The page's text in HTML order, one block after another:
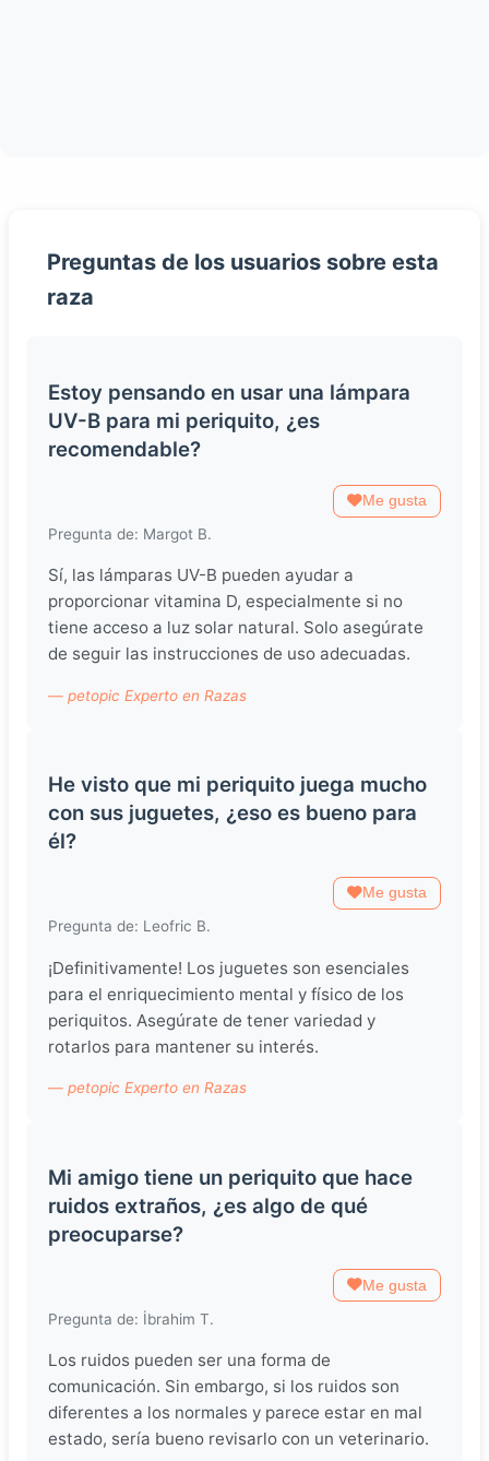
Preguntas de los usuarios sobre esta
raza
Estoy pensando en usar una lámpara
UV-B para mi periquito, ¿es
recomendable?
Me gusta
Pregunta de: Margot B.
Sí, las lámparas UV-B pueden ayudar a
proporcionar vitamina D, especialmente si no
tiene acceso a luz solar natural. Solo asegúrate
de seguir las instrucciones de uso adecuadas.
— petopic Experto en Razas
He visto que mi periquito juega mucho
con sus juguetes, ¿eso es bueno para
él?
Me gusta
Pregunta de: Leofric B.
¡Definitivamente! Los juguetes son esenciales
para el enriquecimiento mental y físico de los
periquitos. Asegúrate de tener variedad y
rotarlos para mantener su interés.
— petopic Experto en Razas
Mi amigo tiene un periquito que hace
ruidos extraños, ¿es algo de qué
preocuparse?
Me gusta
Pregunta de: İbrahim T.
Los ruidos pueden ser una forma de
comunicación. Sin embargo, si los ruidos son
diferentes a los normales y parece estar en mal
estado, sería bueno revisarlo con un veterinario.